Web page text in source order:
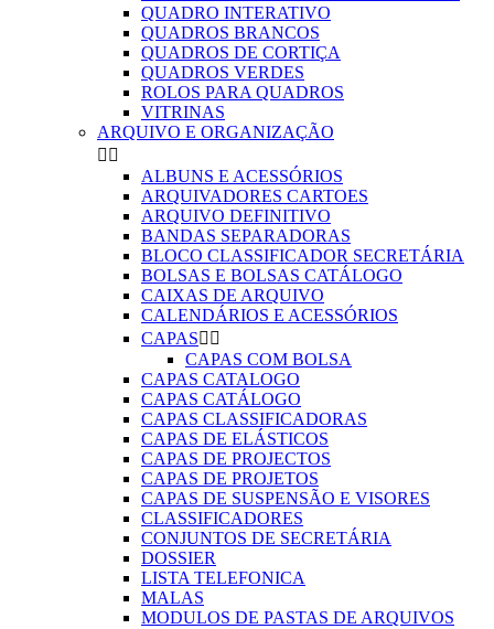
QUADRO INTERATIVO
QUADROS BRANCOS
QUADROS DE CORTIÇA
QUADROS VERDES
ROLOS PARA QUADROS
VITRINAS
ARQUIVO E ORGANIZAÇÃO
 
ALBUNS E ACESSÓRIOS
ARQUIVADORES CARTOES
ARQUIVO DEFINITIVO
BANDAS SEPARADORAS
BLOCO CLASSIFICADOR SECRETÁRIA
BOLSAS E BOLSAS CATÁLOGO
CAIXAS DE ARQUIVO
CALENDÁRIOS E ACESSÓRIOS
CAPAS 
CAPAS COM BOLSA
CAPAS CATALOGO
CAPAS CATÁLOGO
CAPAS CLASSIFICADORAS
CAPAS DE ELÁSTICOS
CAPAS DE PROJECTOS
CAPAS DE PROJETOS
CAPAS DE SUSPENSÃO E VISORES
CLASSIFICADORES
CONJUNTOS DE SECRETÁRIA
DOSSIER
LISTA TELEFONICA
MALAS
MODULOS DE PASTAS DE ARQUIVOS